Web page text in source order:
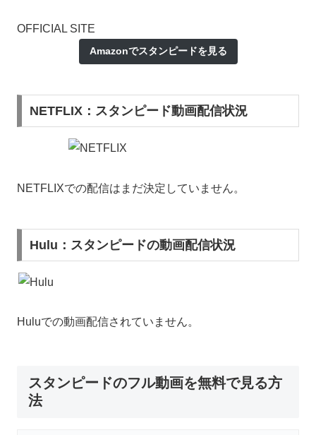
OFFICIAL SITE
Amazonでスタンピードを見る
NETFLIX：スタンピード動画配信状況
NETFLIXでの配信はまだ決定していません。
Hulu：スタンピードの動画配信状況
Huluでの動画配信されていません。
スタンピードのフル動画を無料で見る方
法